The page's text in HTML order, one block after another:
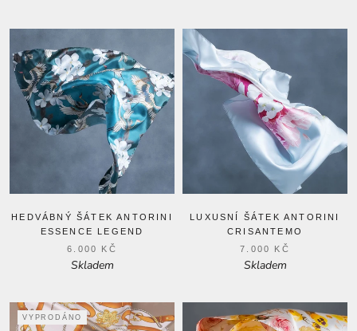
HEDVÁBNÝ ŠÁTEK ANTORINI
ESSENCE LEGEND
6.000 KČ
Skladem
LUXUSNÍ ŠÁTEK ANTORINI
CRISANTEMO
7.000 KČ
Skladem
VYPRODÁNO